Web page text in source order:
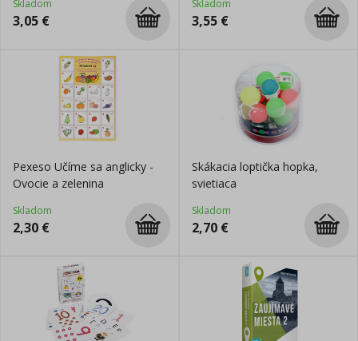
Skladom
3,05 €
Skladom
3,55 €
Pexeso Učíme sa anglicky -
Ovocie a zelenina
Skladom
2,30 €
Skákacia loptička hopka,
svietiaca
Skladom
2,70 €